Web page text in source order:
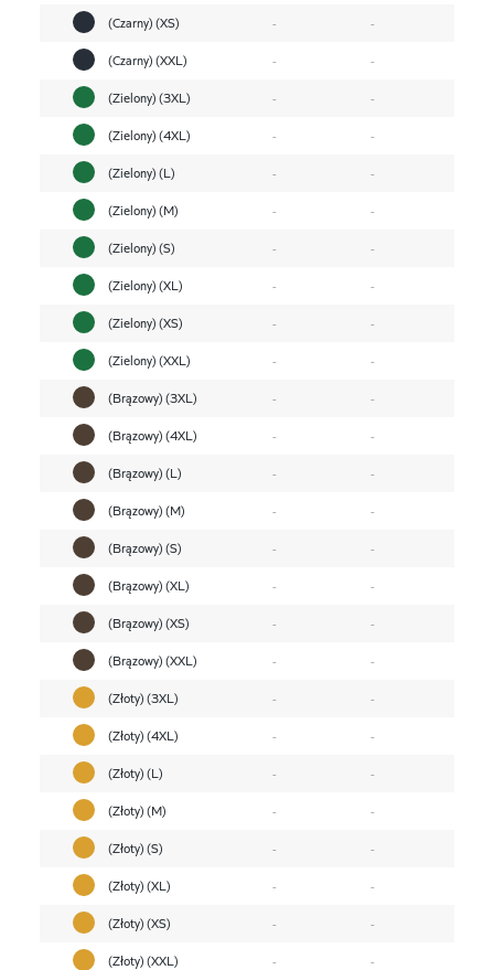
(Czarny) (XS) -
-
(Czarny) (XXL)
-
-
(Zielony) (3XL)
-
-
(Zielony) (4XL)
-
-
(Zielony) (L)
-
-
(Zielony) (M)
-
-
(Zielony) (S)
-
-
(Zielony) (XL)
-
-
(Zielony) (XS)
-
-
(Zielony) (XXL)
-
-
(Brązowy) (3XL)
-
-
(Brązowy) (4XL)
-
-
(Brązowy) (L)
-
-
(Brązowy) (M)
-
-
(Brązowy) (S)
-
-
(Brązowy) (XL)
-
-
(Brązowy) (XS)
-
-
(Brązowy) (XXL)
-
-
(Złoty) (3XL)
-
-
(Złoty) (4XL)
-
-
(Złoty) (L)
-
-
(Złoty) (M)
-
-
(Złoty) (S)
-
-
(Złoty) (XL)
-
-
(Złoty) (XS)
-
-
(Złoty) (XXL)
-
-